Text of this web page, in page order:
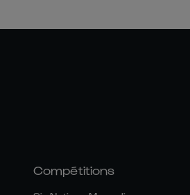
Compétitions